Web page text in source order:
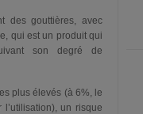
des gouttières, avec
qui est un produit qui
son degré de
plus élevés (à 6%, le
un risque